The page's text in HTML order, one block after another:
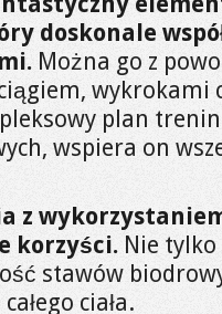
doskonale
Można go z
wykrokami
plan
wspiera on
z
korzyści. Nie
stawów
ciała.